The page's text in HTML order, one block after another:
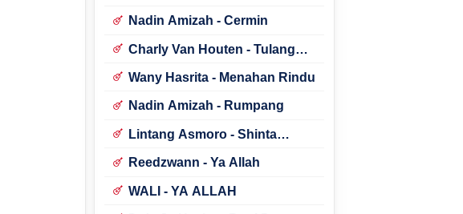
Nadin Amizah - Cermin
Charly Van Houten - Tulang
Wany Hasrita - Menahan Rindu
Nadin Amizah - Rumpang
Lintang Asmoro - Shinta
Reedzwann - Ya Allah
WALI - YA ALLAH